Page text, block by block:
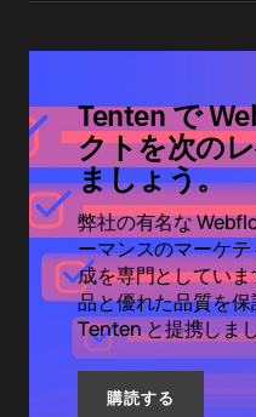
Tenten で
クトを次の
ましょう。
弊社の有名な
ーマンスのマーケ
成を専門としてい
品と優れた品質を
Tenten と提携しま
購読する